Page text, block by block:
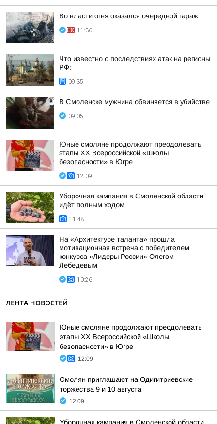
Во власти огня оказался очередной гараж
11:36
Что известно о последствиях атак на регионы
РФ:
09:35
В Смоленске мужчина обвиняется в убийстве
09:05
Юные смоляне продолжают преодолевать
этапы XX Всероссийской «Школы
безопасности» в Югре
12:09
Уборочная кампания в Смоленской области
идёт полным ходом
11:48
На «Архитектуре таланта» прошла
мотивационная встреча с победителем
конкурса «Лидеры России» Олегом
Лебедевым
10:26
ЛЕНТА НОВОСТЕЙ
Юные смоляне продолжают преодолевать
этапы XX Всероссийской «Школы
безопасности» в Югре
12:09
Смолян приглашают на Одигитриевские
торжества 9 и 10 августа
12:09
Уборочная кампания в Смоленской области